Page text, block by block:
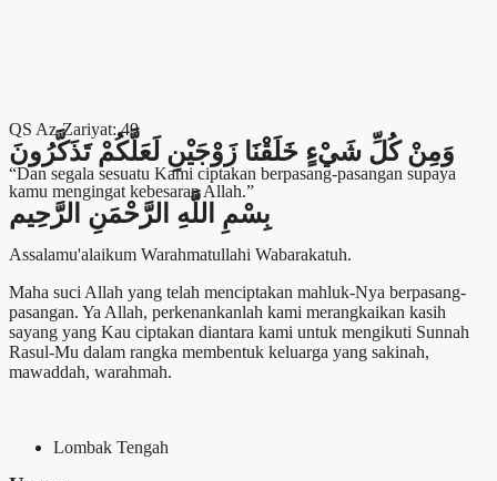
QS Az-Zariyat: 49
وَمِنْ كُلِّ شَيْءٍ خَلَقْنَا زَوْجَيْنِ لَعَلَّكُمْ تَذَكَّرُونَ
“Dan segala sesuatu Kami ciptakan berpasang-pasangan supaya
kamu mengingat kebesaran Allah.”
بِسْمِ اللَّهِ الرَّحْمَنِ الرَّحِيم
Assalamu'alaikum Warahmatullahi Wabarakatuh.
Maha suci Allah yang telah menciptakan mahluk-Nya berpasang-
pasangan. Ya Allah, perkenankanlah kami merangkaikan kasih
sayang yang Kau ciptakan diantara kami untuk mengikuti Sunnah
Rasul-Mu dalam rangka membentuk keluarga yang sakinah,
mawaddah, warahmah.
Lombak Tengah